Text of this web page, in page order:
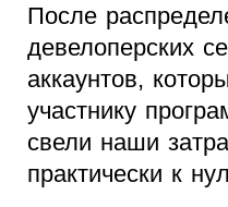
После
девелоперских
аккаунтов,
участнику
свели наши
практически к